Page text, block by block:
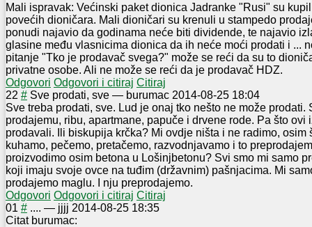
Mali ispravak: Većinski paket dionica Jadranke "Rusi" su
povećih dioničara. Mali dioničari su krenuli u stampedo
ponudi najavio da godinama neće biti dividende, te najavio
glasine među vlasnicima dionica da ih neće moći prodati i ...
pitanje "Tko je prodavač svega?" može se reći da su to
privatne osobe. Ali ne može se reći da je prodavač HDZ.
Odgovori Odgovori i citiraj Citiraj
22 # Sve prodati, sve — burumac 2014-08-25 18:04
Sve treba prodati, sve. Lud je onaj tko nešto ne može prodati.
prodajemu, ribu, apartmane, papuče i drvene rode. Pa što ovi
prodavali. Ili biskupija krčka? Mi ovdje ništa i ne radimo, osim
kuhamo, pečemo, pretačemo, razvodnjavamo i to
proizvodimo osim betona u Lošinjbetonu? Svi smo mi samo
koji imaju svoje ovce na tuđim (državnim) pašnjacima. Mi
prodajemo maglu. I nju preprodajemo.
Odgovori Odgovori i citiraj Citiraj
01 # .... — jjjj 2014-08-25 18:35
Citat burumac: